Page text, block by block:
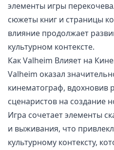
элементы игры
сюжеты книг и страницы
влияние продолжает
культурном контексте.
Как Valheim Влияет на
Valheim оказал
кинематограф, вдохновив
сценаристов на создание
Игра сочетает элементы
и выживания, что
культурному контексту,